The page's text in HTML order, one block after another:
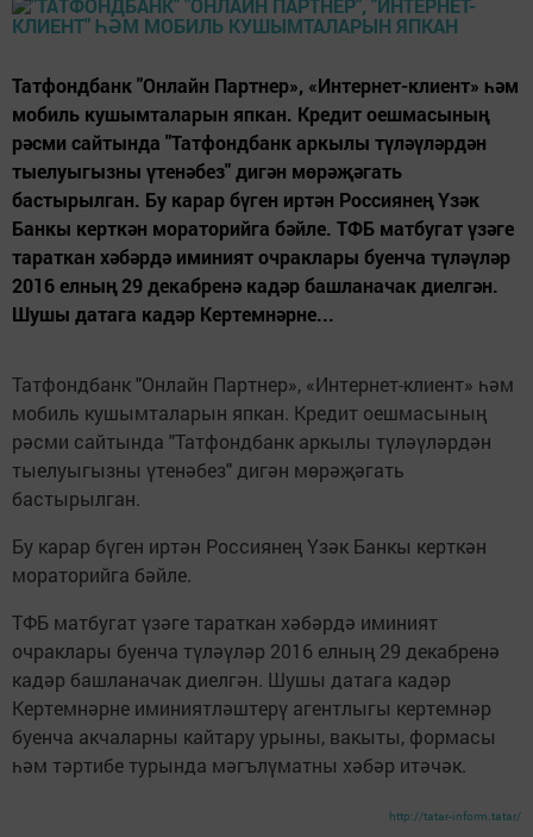
Татфондбанк "Онлайн Партнер», «Интернет-клиент» һәм
мобиль кушымталарын япкан. Кредит оешмасының
рәсми сайтында "Татфондбанк аркылы түләүләрдән
тыелуыгызны үтенәбез" дигән мөрәҗәгать
бастырылган. Бу карар бүген иртән Россиянең Үзәк
Банкы керткән мораторийга бәйле. ТФБ матбугат үзәге
тараткан хәбәрдә иминият очраклары буенча түләүләр
2016 елның 29 декабренә кадәр башланачак диелгән.
Шушы датага кадәр Кертемнәрне...
Татфондбанк "Онлайн Партнер», «Интернет-клиент» һәм
мобиль кушымталарын япкан. Кредит оешмасының
рәсми сайтында "Татфондбанк аркылы түләүләрдән
тыелуыгызны үтенәбез" дигән мөрәҗәгать
бастырылган.
Бу карар бүген иртән Россиянең Үзәк Банкы керткән
мораторийга бәйле.
ТФБ матбугат үзәге тараткан хәбәрдә иминият
очраклары буенча түләүләр 2016 елның 29 декабренә
кадәр башланачак диелгән. Шушы датага кадәр
Кертемнәрне иминиятләштерү агентлыгы кертемнәр
буенча акчаларны кайтару урыны, вакыты, формасы
һәм тәртибе турында мәгълүматны хәбәр итәчәк.
http://tatar-inform.tatar/